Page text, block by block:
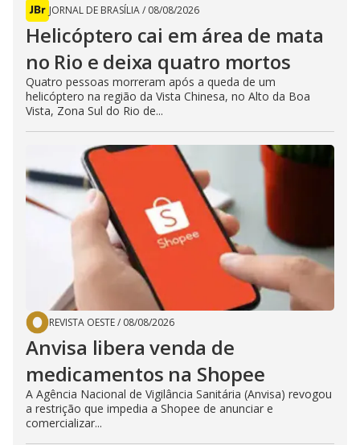
JORNAL DE BRASÍLIA/ 08/08/2026
Helicóptero cai em área de mata
no Rio e deixa quatro mortos
Quatro pessoas morreram após a queda de um
helicóptero na região da Vista Chinesa, no Alto da Boa
Vista, Zona Sul do Rio de...
REVISTA OESTE/ 08/08/2026
Anvisa libera venda de
medicamentos na Shopee
A Agência Nacional de Vigilância Sanitária (Anvisa) revogou
a restrição que impedia a Shopee de anunciar e
comercializar...